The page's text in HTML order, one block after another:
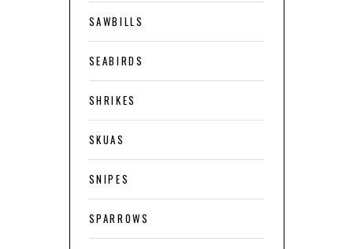
SAWBILLS
SEABIRDS
SHRIKES
SKUAS
SNIPES
SPARROWS